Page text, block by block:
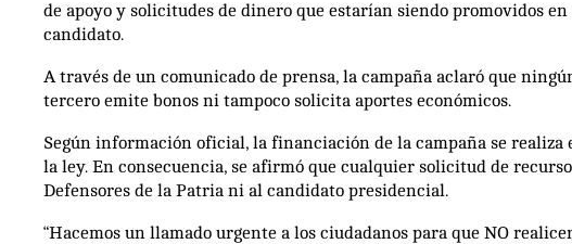
de apoyo y solicitudes de dinero que estarían siendo promovidos
candidato.
A través de un comunicado de prensa, la campaña aclaró que
tercero emite bonos ni tampoco solicita aportes económicos.
Según información oficial, la financiación de la campaña se
la ley. En consecuencia, se afirmó que cualquier solicitud de
Defensores de la Patria ni al candidato presidencial.
“Hacemos un llamado urgente a los ciudadanos para que NO